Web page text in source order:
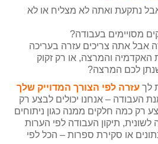
נתקעת ואתה לא מצליח או לא
מסויימים בעבודה?
אבל אתה צריכים עזרה בעריכה
והמרצה, או רק זקוק
לכם המרצה?
לך עזרה לפי הצורך המדוייק שלך
העבודה – אנחנו יכולים לבצע רק
רק כמה חלקים ממנה כגון ניתוחים
לשונית, תיקון העבודה לפי הערות
או סקירת ספרות – הכל לפי